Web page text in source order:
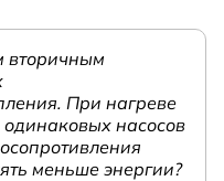
вторичным
При нагреве
насосов
меньше энергии?